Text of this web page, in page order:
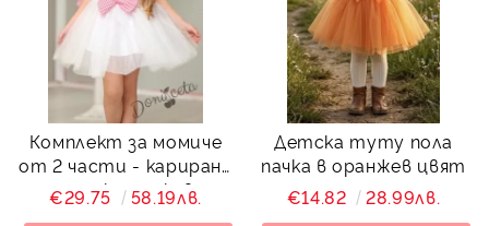
Комплект за момиче
от 2 части - карирана
риза с къс ръкав и
туту пола в бяло
€29.75 58.19лв.
Детска туту пола
пачка в оранжев цвят
€14.82
28.99лв.